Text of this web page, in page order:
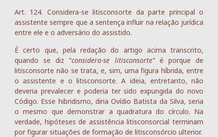
Art. 124. Considera-se litisconsorte da parte principal o
assistente sempre que a sentença influir na relação jurídica
entre ele e o adversário do assistido.
É certo que, pela redação do artigo acima transcrito,
quando se diz “considera-se litisconsorte” é porque de
litisconsorte não se trata, e, sim, uma figura híbrida, entre
o assistente e o litisconsorte. A ideia, entretanto, não
deveria prevalecer e poderia ter sido expungida do novo
Código. Esse hibridismo, diria Ovídio Batista da Silva, seria
o mesmo que demonstrar a quadratura do círculo. Na
verdade, hipóteses de assistência litisconsorcial terminam
por figurar situações de formação de litisconsórcio ulterior.